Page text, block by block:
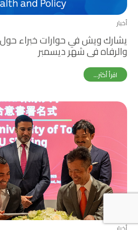
أخبار
يشارك ويش في حوارات خبراء
والرفاه في شهر ديسمبر
اقرأ أكثر...